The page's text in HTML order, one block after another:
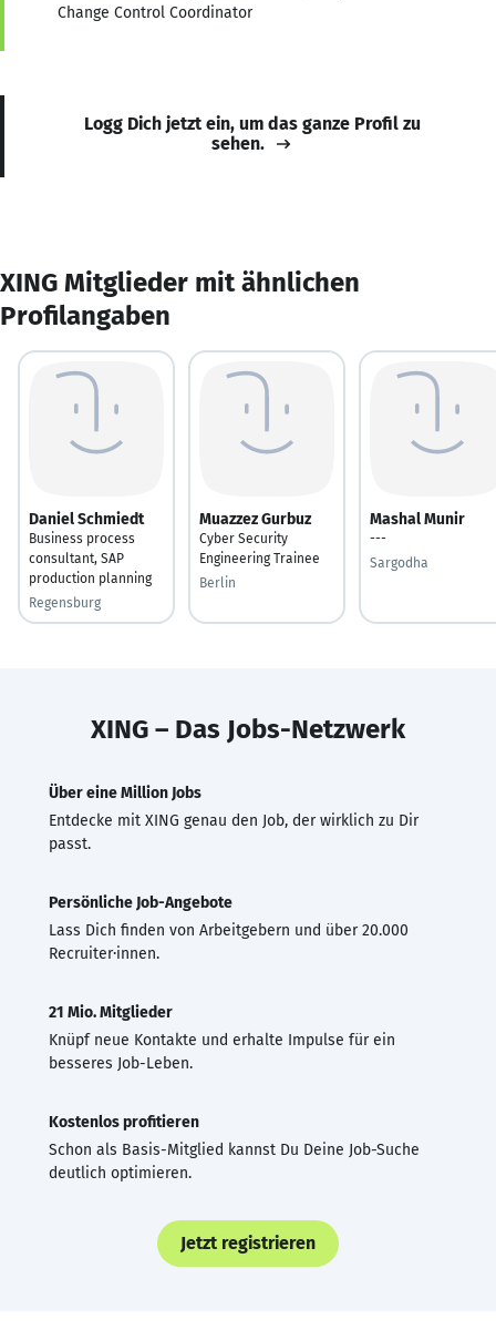
Change Control Coordinator
Logg Dich jetzt ein, um das ganze Profil zu
sehen.
XING Mitglieder mit ähnlichen
Profilangaben
Daniel Schmiedt
Business process
consultant, SAP
production planning
Regensburg
Muazzez Gurbuz
Cyber Security
Engineering Trainee
Berlin
Mashal Munir
---
Sargodha
XING – Das Jobs-Netzwerk
Über eine Million Jobs
Entdecke mit XING genau den Job, der wirklich zu Dir
passt.
Persönliche Job-Angebote
Lass Dich finden von Arbeitgebern und über 20.000
Recruiter·innen.
21 Mio. Mitglieder
Knüpf neue Kontakte und erhalte Impulse für ein
besseres Job-Leben.
Kostenlos profitieren
Schon als Basis-Mitglied kannst Du Deine Job-Suche
deutlich optimieren.
Jetzt registrieren